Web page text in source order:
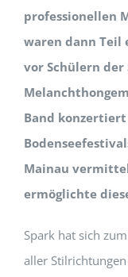
professionellen
waren dann Teil
vor Schülern
Band
Mainau
ermöglichte
Spark hat sich
aller